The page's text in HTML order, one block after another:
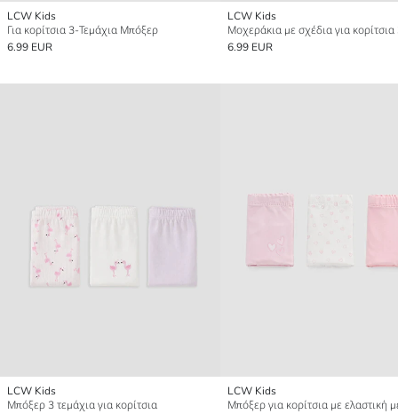
LCW Kids
Για κορίτσια 3-Τεμάχια Μπόξερ
6.99 EUR
LCW Kids
6.99 EUR
LCW Kids
Μπόξερ 3 τεμάχια για κορίτσια
LCW Kids